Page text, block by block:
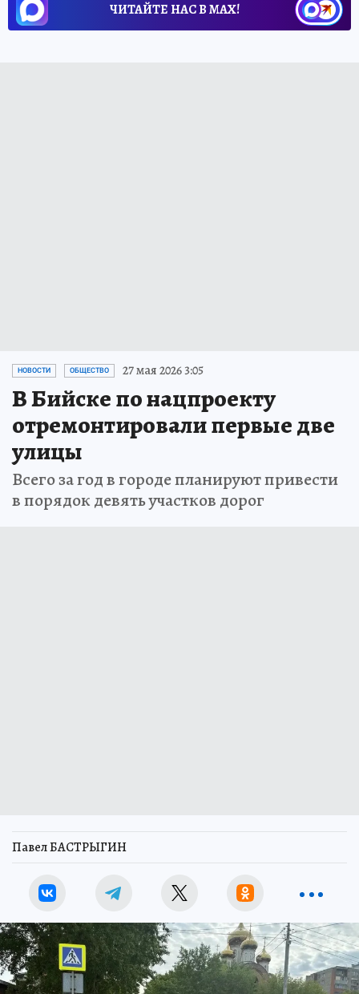
ЧИТАЙТЕ НАС В МАХ!
НОВОСТИ ОБЩЕСТВО 27 мая 2026 3:05
В Бийске по нацпроекту
отремонтировали первые две
улицы
Всего за год в городе планируют привести
в порядок девять участков дорог
Павел БАСТРЫГИН